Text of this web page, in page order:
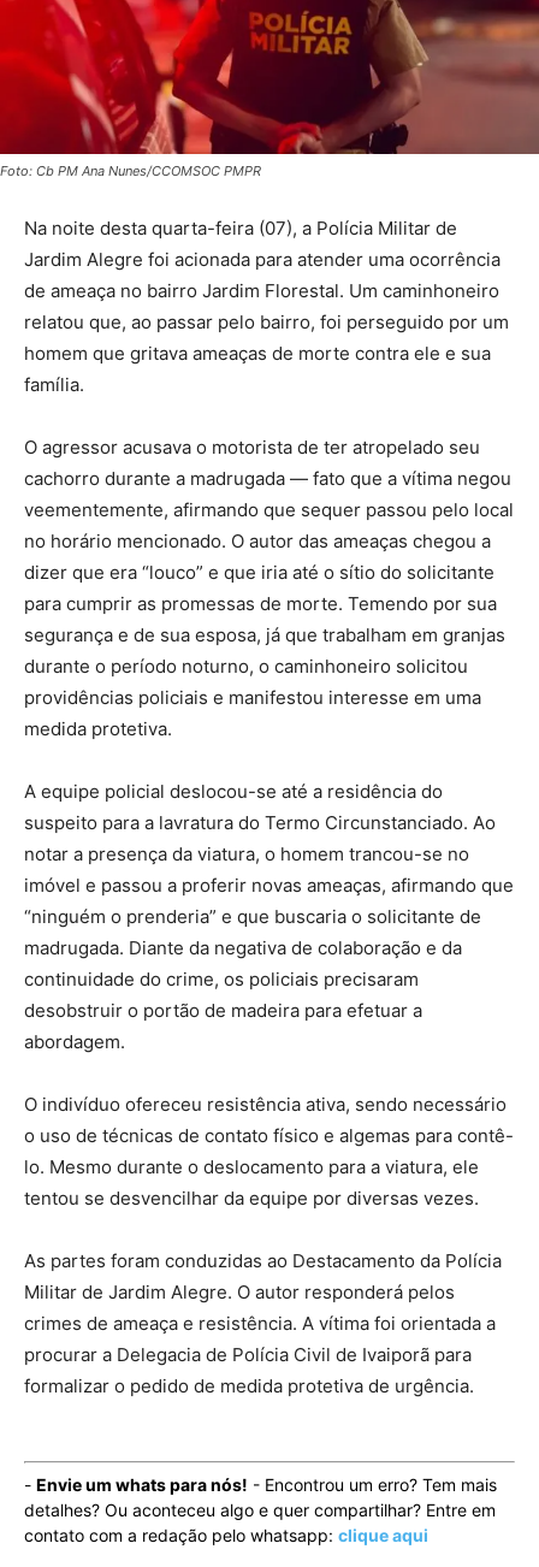
Foto: Cb PM Ana Nunes/CCOMSOC PMPR
Na noite desta quarta-feira (07), a Polícia Militar de
Jardim Alegre foi acionada para atender uma ocorrência
de ameaça no bairro Jardim Florestal. Um caminhoneiro
relatou que, ao passar pelo bairro, foi perseguido por um
homem que gritava ameaças de morte contra ele e sua
família.
O agressor acusava o motorista de ter atropelado seu
cachorro durante a madrugada — fato que a vítima negou
veementemente, afirmando que sequer passou pelo local
no horário mencionado. O autor das ameaças chegou a
dizer que era “louco” e que iria até o sítio do solicitante
para cumprir as promessas de morte. Temendo por sua
segurança e de sua esposa, já que trabalham em granjas
durante o período noturno, o caminhoneiro solicitou
providências policiais e manifestou interesse em uma
medida protetiva.
A equipe policial deslocou-se até a residência do
suspeito para a lavratura do Termo Circunstanciado. Ao
notar a presença da viatura, o homem trancou-se no
imóvel e passou a proferir novas ameaças, afirmando que
“ninguém o prenderia” e que buscaria o solicitante de
madrugada. Diante da negativa de colaboração e da
continuidade do crime, os policiais precisaram
desobstruir o portão de madeira para efetuar a
abordagem.
O indivíduo ofereceu resistência ativa, sendo necessário
o uso de técnicas de contato físico e algemas para contê-
lo. Mesmo durante o deslocamento para a viatura, ele
tentou se desvencilhar da equipe por diversas vezes.
As partes foram conduzidas ao Destacamento da Polícia
Militar de Jardim Alegre. O autor responderá pelos
crimes de ameaça e resistência. A vítima foi orientada a
procurar a Delegacia de Polícia Civil de Ivaiporã para
formalizar o pedido de medida protetiva de urgência.
- Envie um whats para nós! - Encontrou um erro? Tem mais
detalhes? Ou aconteceu algo e quer compartilhar? Entre em
contato com a redação pelo whatsapp: clique aqui